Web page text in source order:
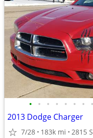
• • • • • • • •
2013 Dodge Charger
7/28 183k mi 2815